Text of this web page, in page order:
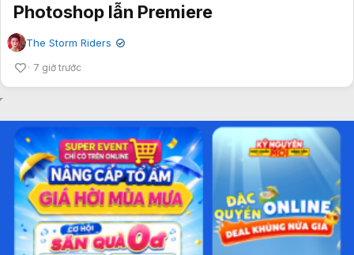
Photoshop lẫn Premiere
The Storm Riders ✔
7 giờ trước